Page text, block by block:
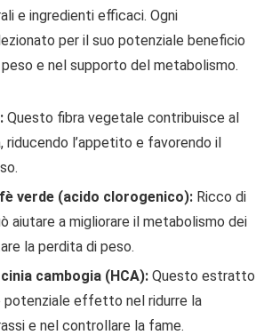
e ingredienti efficaci. Ogni
per il suo potenziale beneficio
e nel supporto del metabolismo.
Questo fibra vegetale contribuisce al
riducendo l’appetito e favorendo il
verde (acido clorogenico): Ricco di
aiutare a migliorare il metabolismo dei
la perdita di peso.
cambogia (HCA): Questo estratto
potenziale effetto nel ridurre la
e nel controllare la fame.